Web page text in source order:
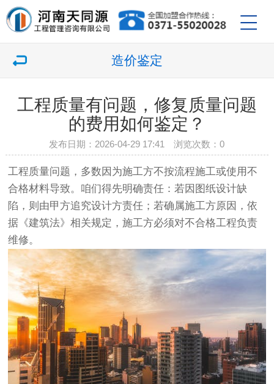
造价鉴定
工程质量有问题，修复质量问题
的费用如何鉴定？
发布日期：2026-04-29 17:41 浏览次数：0
工程质量问题，多数因为施工方不按流程施工或使用不
合格材料导致。咱们得先明确责任：若因图纸设计缺
陷，则由甲方追究设计方责任；若确属施工方原因，依
据《建筑法》相关规定，施工方必须对不合格工程负责
维修。